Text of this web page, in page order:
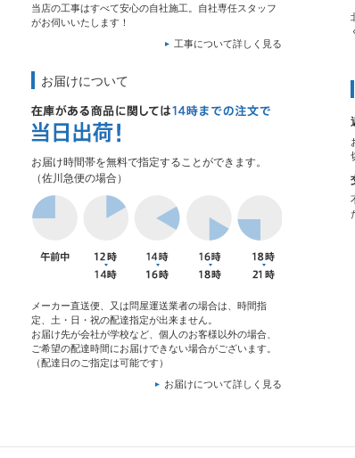
当店の工事はすべて安心の自社施工。自社専任スタッフ
がお伺いいたします！
工事について詳しく見る
お届けについて
お届け時間帯を無料で指定することができます。
（佐川急便の場合）
メーカー直送便、又は問屋運送業者の場合は、時間指
定、土・日・祝の配達指定が出来ません。
お届け先が会社が学校など、個人のお客様以外の場合、
ご希望の配達時間にお届けできない場合がございます。
（配達日のご指定は可能です）
お届けについて詳しく見る